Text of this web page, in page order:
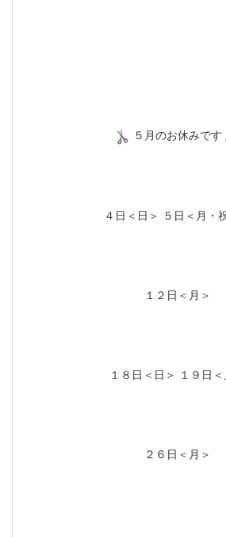
５月のお休みです
４日＜日＞ ５日＜月・
１２日＜月＞
１８日＜日＞ １９日＜
２６日＜月＞